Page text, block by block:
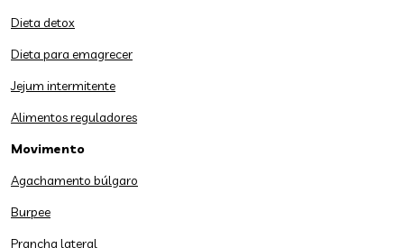
Dieta detox
Dieta para emagrecer
Jejum intermitente
Alimentos reguladores
Movimento
Agachamento búlgaro
Burpee
Prancha lateral